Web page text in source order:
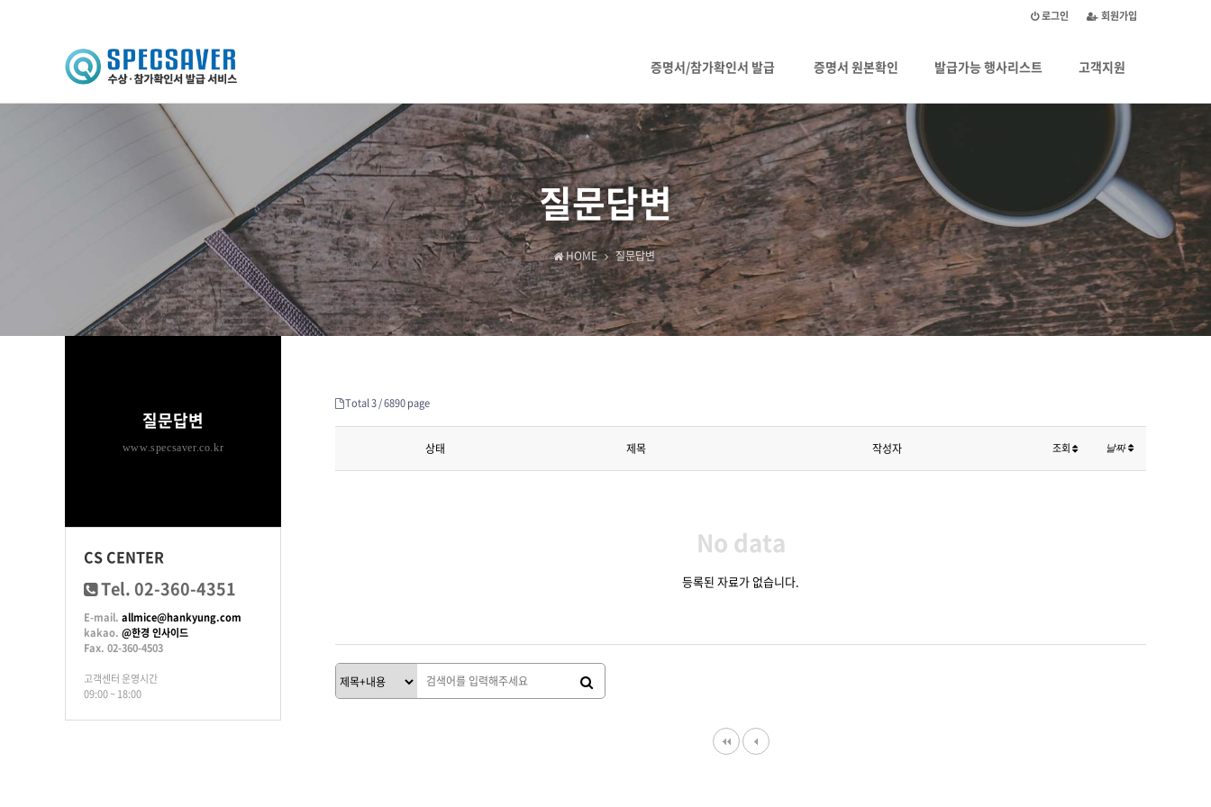
회원가입
로그인
증명서/참가확인서 발급 증명서 원본확인 발급가능 행사리스트 고객지원
질문답변
HOME 질문답변
Total 3 /6890 page
상태 제목 작성자 조회 날짜
No data
등록된 자료가 없습니다.
질문답변
www.specsaver.co.kr
CS CENTER
Tel. 02-360-4351
E-mail. allmice@hankyung.com
kakao. @한경 인사이드
Fax. 02-360-4503
고객센터 운영시간
09:00 ~ 18:00